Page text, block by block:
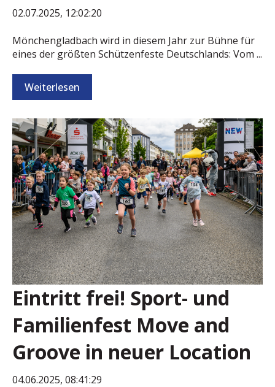
02.07.2025, 12:02:20
Mönchengladbach wird in diesem Jahr zur Bühne für
eines der größten Schützenfeste Deutschlands: Vom ...
Weiterlesen
Eintritt frei! Sport- und
Familienfest Move and
Groove in neuer Location
04.06.2025, 08:41:29